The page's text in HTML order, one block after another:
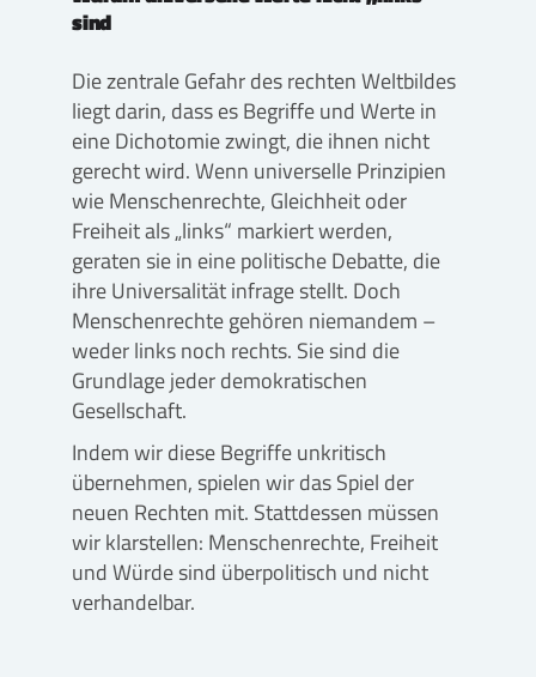
sind
Die zentrale Gefahr des rechten Weltbildes
liegt darin, dass es Begriffe und Werte in
eine Dichotomie zwingt, die ihnen nicht
gerecht wird. Wenn universelle Prinzipien
wie Menschenrechte, Gleichheit oder
Freiheit als „links“ markiert werden,
geraten sie in eine politische Debatte, die
ihre Universalität infrage stellt. Doch
Menschenrechte gehören niemandem –
weder links noch rechts. Sie sind die
Grundlage jeder demokratischen
Gesellschaft.
Indem wir diese Begriffe unkritisch
übernehmen, spielen wir das Spiel der
neuen Rechten mit. Stattdessen müssen
wir klarstellen: Menschenrechte, Freiheit
und Würde sind überpolitisch und nicht
verhandelbar.